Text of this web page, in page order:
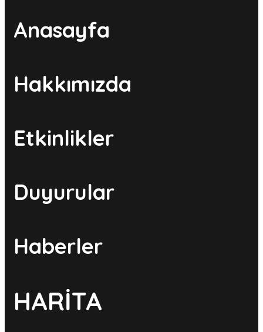
Anasayfa
Hakkımızda
Etkinlikler
Duyurular
Haberler
HARİTA